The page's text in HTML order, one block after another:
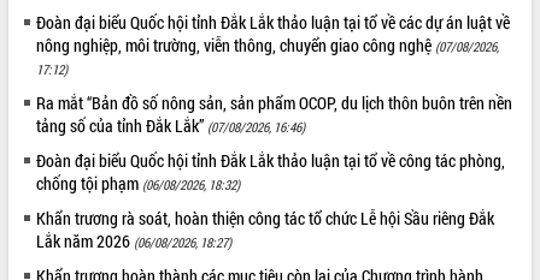
để phát triển du lịch Đắk Lắk
Khởi động Dự án Đầu tư xây dựng hạ
tầng kỹ thuật Cụm công nghiệp Tân
Tiến
Gặp mặt các cơ quan báo chí nhân Kỷ
niệm 101 năm Ngày Báo chí Cách
mạng Việt Nam
Đắk Lắk sơ kết 4 năm triển khai thực
hiện Đề án 06 của Chính phủ
Họp báo thông tin về Hội nghị Công bố
Đoàn đại biểu Quốc hội tỉnh Đắk Lắk thảo luận tại tổ về các dự án luật về
nông nghiệp, môi trường, viễn thông, chuyển giao công nghệ (07/08/2026,
17:12)
Ra mắt “Bản đồ số nông sản, sản phẩm OCOP, du lịch thôn buôn trên nền
tảng số của tỉnh Đắk Lắk” (07/08/2026, 16:46)
Đoàn đại biểu Quốc hội tỉnh Đắk Lắk thảo luận tại tổ về công tác phòng,
chống tội phạm (06/08/2026, 18:32)
Khẩn trương rà soát, hoàn thiện công tác tổ chức Lễ hội Sầu riêng Đắk
Lắk năm 2026 (06/08/2026, 18:27)